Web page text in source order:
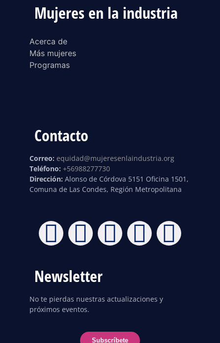
Mujeres en la industria
Acerca de
Más mujeres
Programas
Contacto
Correo: equidad@mujeresenlaindustria.org
Teléfono: +56988277730
Dirección: Alonso de Córdova 5151 Oficina 1501,
Comuna de Las Condes, Región Metropolitana
Newsletter
No te pierdas nuestras actualizaciones y
próximos eventos.
Subscríbete